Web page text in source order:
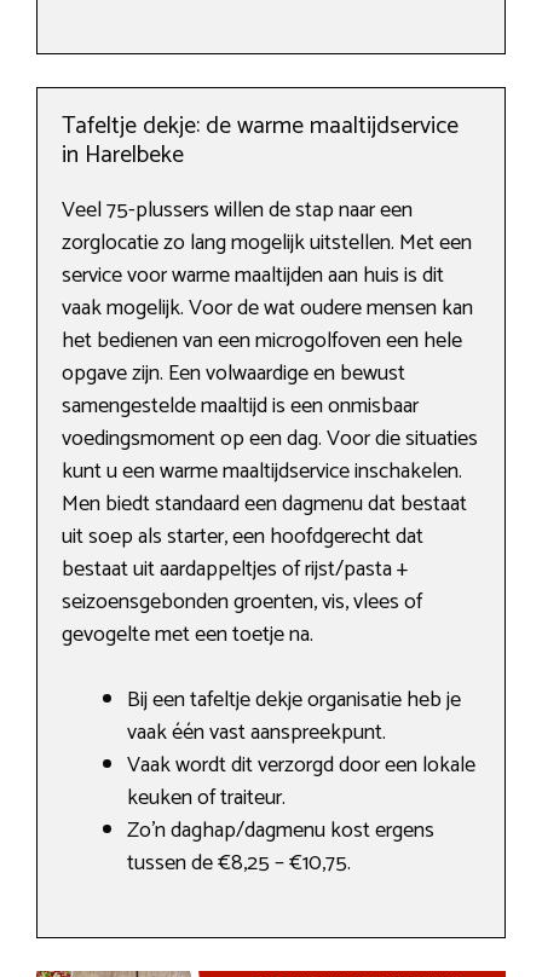
Tafeltje dekje: de warme maaltijdservice
in Harelbeke
Veel 75-plussers willen de stap naar een
zorglocatie zo lang mogelijk uitstellen. Met een
service voor warme maaltijden aan huis is dit
vaak mogelijk. Voor de wat oudere mensen kan
het bedienen van een microgolfoven een hele
opgave zijn. Een volwaardige en bewust
samengestelde maaltijd is een onmisbaar
voedingsmoment op een dag. Voor die situaties
kunt u een warme maaltijdservice inschakelen.
Men biedt standaard een dagmenu dat bestaat
uit soep als starter, een hoofdgerecht dat
bestaat uit aardappeltjes of rijst/pasta +
seizoensgebonden groenten, vis, vlees of
gevogelte met een toetje na.
Bij een tafeltje dekje organisatie heb je
vaak één vast aanspreekpunt.
Vaak wordt dit verzorgd door een lokale
keuken of traiteur.
Zo’n daghap/dagmenu kost ergens
tussen de €8,25 – €10,75.